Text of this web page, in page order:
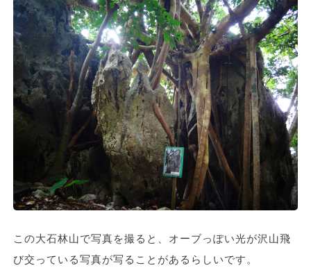
この大石林山で写真を撮ると、オーブっぽい光が沢山飛
び交っている写真が写ることがあるらしいです。